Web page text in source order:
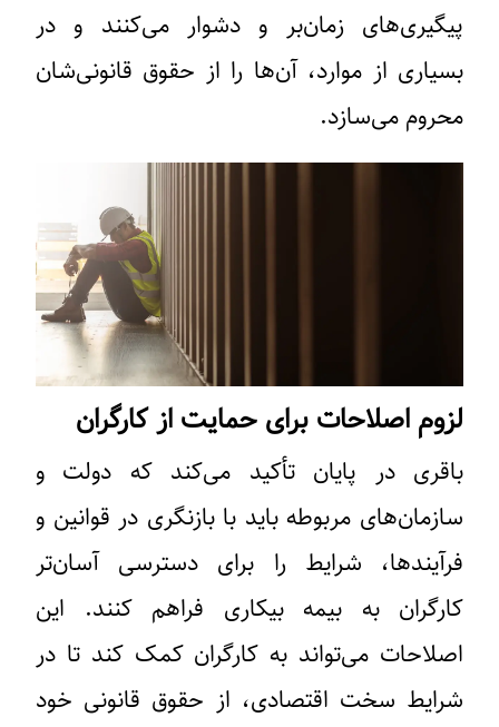
پیگیری‌های زمان‌بر و دشوار می‌کنند و در
بسیاری از موارد، آن‌ها را از حقوق قانونی‌شان
محروم می‌سازد.
لزوم اصلاحات برای حمایت از کارگران
باقری در پایان تأکید می‌کند که دولت و
سازمان‌های مربوطه باید با بازنگری در قوانین و
فرآیندها، شرایط را برای دسترسی آسان‌تر
کارگران به بیمه بیکاری فراهم کنند. این
اصلاحات می‌تواند به کارگران کمک کند تا در
شرایط سخت اقتصادی، از حقوق قانونی خود